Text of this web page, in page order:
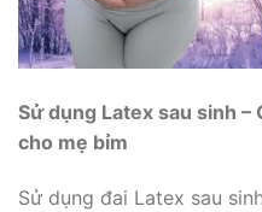
Sử dụng Latex sau sinh –
cho mẹ bỉm
Sử dụng đai Latex sau